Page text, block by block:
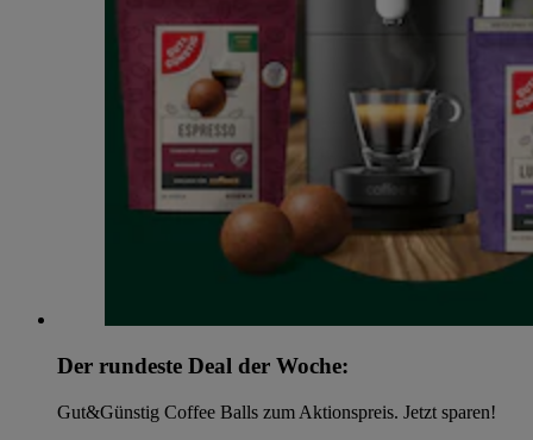
Der rundeste Deal der Woche:
Gut&Günstig Coffee Balls zum Aktionspreis. Jetzt sparen!